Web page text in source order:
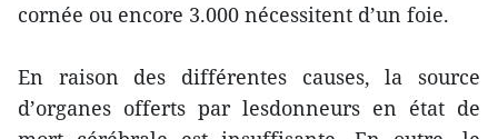
cornée ou encore 3.000 nécessitent d’un foie.
En raison des différentes causes, la source
d’organes offerts par lesdonneurs en état de